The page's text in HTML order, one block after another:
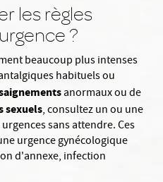
les règles
?
beaucoup plus intenses
habituels ou
anormaux ou de
sexuels, consultez un ou une
sans attendre. Ces
urgence gynécologique
d'annexe, infection